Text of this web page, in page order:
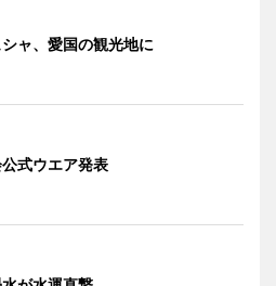
ャ、愛国の観光地に
公式ウエア発表